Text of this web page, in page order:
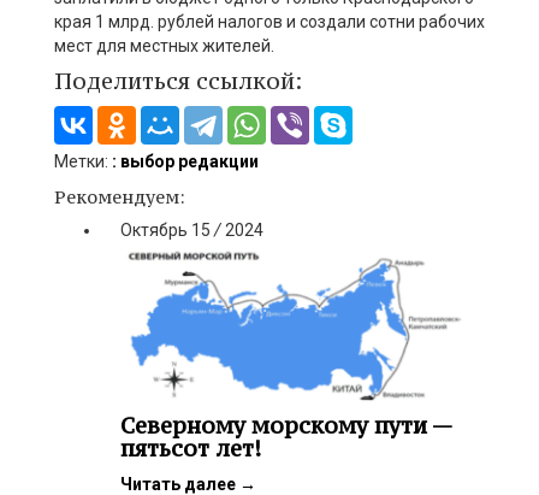
края 1 млрд. рублей налогов и создали сотни рабочих
мест для местных жителей.
Поделиться ссылкой:
Метки: : выбор редакции
Рекомендуем:
Октябрь 15/2024
Северному морскому пути —
пятьсот лет!
Читать далее →